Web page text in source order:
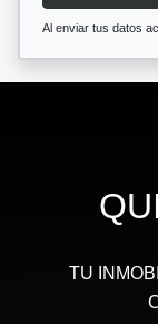
Al enviar tus datos
TU